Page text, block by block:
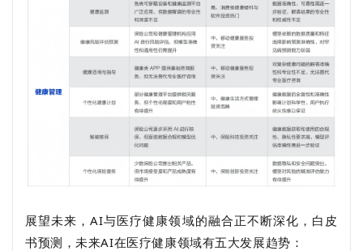
展望未来，AI与医疗健康领域的融合正不断深化，白皮
书预测，未来AI在医疗健康领域有五大发展趋势：